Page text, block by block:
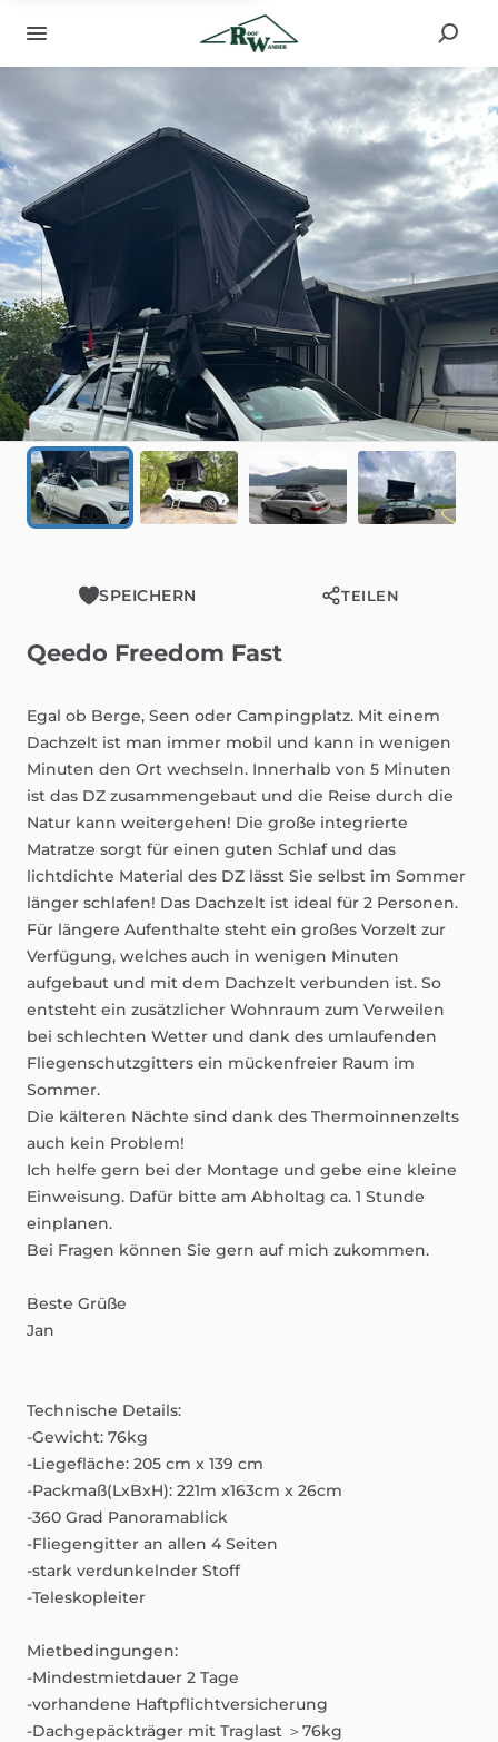
SPEICHERN TEILEN
Qeedo Freedom Fast
Egal ob Berge, Seen oder Campingplatz. Mit einem
Dachzelt ist man immer mobil und kann in wenigen
Minuten den Ort wechseln. Innerhalb von 5 Minuten
ist das DZ zusammengebaut und die Reise durch die
Natur kann weitergehen! Die große integrierte
Matratze sorgt für einen guten Schlaf und das
lichtdichte Material des DZ lässt Sie selbst im Sommer
länger schlafen! Das Dachzelt ist ideal für 2 Personen.
Für längere Aufenthalte steht ein großes Vorzelt zur
Verfügung, welches auch in wenigen Minuten
aufgebaut und mit dem Dachzelt verbunden ist. So
entsteht ein zusätzlicher Wohnraum zum Verweilen
bei schlechten Wetter und dank des umlaufenden
Fliegenschutzgitters ein mückenfreier Raum im
Sommer.
Die kälteren Nächte sind dank des Thermoinnenzelts
auch kein Problem!
Ich helfe gern bei der Montage und gebe eine kleine
Einweisung. Dafür bitte am Abholtag ca. 1 Stunde
einplanen.
Bei Fragen können Sie gern auf mich zukommen.
Beste Grüße
Jan
Technische Details:
-Gewicht: 76kg
-Liegefläche: 205 cm x 139 cm
-Packmaß(LxBxH): 221m x163cm x 26cm
-360 Grad Panoramablick
-Fliegengitter an allen 4 Seiten
-stark verdunkelnder Stoff
-Teleskopleiter
Mietbedingungen:
-Mindestmietdauer 2 Tage
-vorhandene Haftpflichtversicherung
-Dachgepäckträger mit Traglast ＞76kg